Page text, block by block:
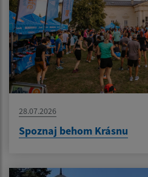
28.07.2026
Spoznaj behom Krásnu